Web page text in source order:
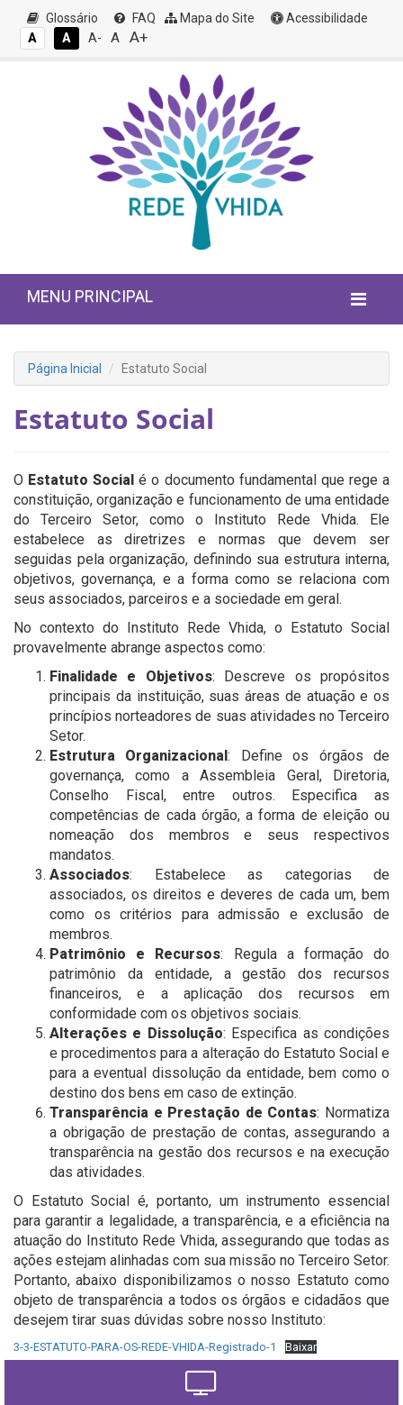
Glossário FAQ Mapa do Site
Acessibilidade
A
A A- A A+
MENU PRINCIPAL
Página Inicial Estatuto Social
Estatuto Social
O Estatuto Social é o documento fundamental que rege a
constituição, organização e funcionamento de uma entidade
do Terceiro Setor, como o Instituto Rede Vhida. Ele
estabelece as diretrizes e normas que devem ser
seguidas pela organização, definindo sua estrutura interna,
objetivos, governança, e a forma como se relaciona com
seus associados, parceiros e a sociedade em geral.
No contexto do Instituto Rede Vhida, o Estatuto Social
provavelmente abrange aspectos como:
Finalidade e Objetivos: Descreve os propósitos
principais da instituição, suas áreas de atuação e os
princípios norteadores de suas atividades no Terceiro
Setor.
Estrutura Organizacional: Define os órgãos de
governança, como a Assembleia Geral, Diretoria,
Conselho Fiscal, entre outros. Especifica as
competências de cada órgão, a forma de eleição ou
nomeação dos membros e seus respectivos
mandatos.
Associados: Estabelece as categorias de
associados, os direitos e deveres de cada um, bem
como os critérios para admissão e exclusão de
membros.
Patrimônio e Recursos: Regula a formação do
patrimônio da entidade, a gestão dos recursos
financeiros, e a aplicação dos recursos em
conformidade com os objetivos sociais.
Alterações e Dissolução: Especifica as condições
e procedimentos para a alteração do Estatuto Social e
para a eventual dissolução da entidade, bem como o
destino dos bens em caso de extinção.
Transparência e Prestação de Contas: Normatiza
a obrigação de prestação de contas, assegurando a
transparência na gestão dos recursos e na execução
das atividades.
O Estatuto Social é, portanto, um instrumento essencial
para garantir a legalidade, a transparência, e a eficiência na
atuação do Instituto Rede Vhida, assegurando que todas as
ações estejam alinhadas com sua missão no Terceiro Setor.
Portanto, abaixo disponibilizamos o nosso Estatuto como
objeto de transparência a todos os órgãos e cidadãos que
desejem tirar suas dúvidas sobre nosso Instituto:
3-3-ESTATUTO-PARA-OS-REDE-VHIDA-Registrado-1 Baixar